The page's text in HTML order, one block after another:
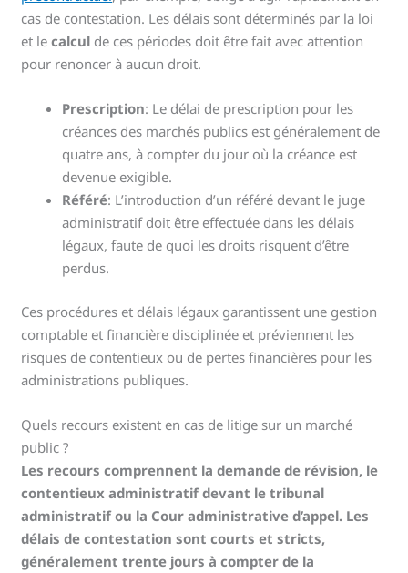
cas de contestation. Les délais sont déterminés par la loi
et lecalcul de ces périodes doit être fait avec attention
pour renoncer à aucun droit.
Prescription: Le délai de prescription pour les
créances des marchés publics est généralement de
quatre ans, à compter du jour où la créance est
devenue exigible.
Référé: L’introduction d’un référé devant le juge
administratif doit être effectuée dans les délais
légaux, faute de quoi les droits risquent d’être
perdus.
Ces procédures et délais légaux garantissent une gestion
comptable et financière disciplinée et préviennent les
risques de contentieux ou de pertes financières pour les
administrations publiques.
Quels recours existent en cas de litige sur un marché
public ?
Les recours comprennent la demande de révision, le
contentieux administratif devant le tribunal
administratif ou la Cour administrative d’appel. Les
délais de contestation sont courts et stricts,
généralement trente jours à compter de la